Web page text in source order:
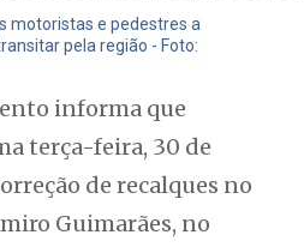
motoristas e pedestres a
pela região - Foto:
informa que
terça-feira, 30 de
de recalques no
Guimarães, no